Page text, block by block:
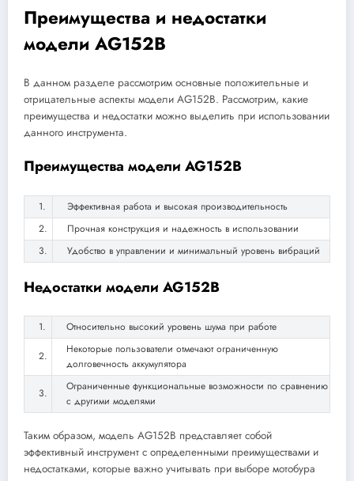
Преимущества и недостатки
модели AG152B
В данном разделе рассмотрим основные положительные и
отрицательные аспекты модели AG152B. Рассмотрим, какие
преимущества и недостатки можно выделить при использовании
данного инструмента.
Преимущества модели AG152B
1.
Эффективная работа и высокая производительность
2.
Прочная конструкция и надежность в использовании
3.
Удобство в управлении и минимальный уровень вибраций
Недостатки модели AG152B
1. Относительно высокий уровень шума при работе
2.
Некоторые пользователи отмечают ограниченную
долговечность аккумулятора
3.
Ограниченные функциональные возможности по сравнению
с другими моделями
Таким образом, модель AG152B представляет собой
эффективный инструмент с определенными преимуществами и
недостатками, которые важно учитывать при выборе мотобура